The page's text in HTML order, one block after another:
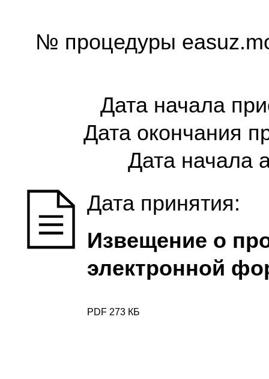
№ процедуры
Дата начала
Дата окончания
Дата начала
Дата принятия:
Извещение о
электронной
PDF 273 КБ